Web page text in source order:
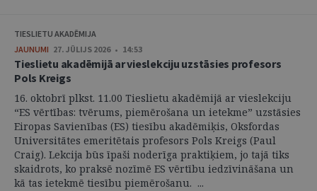
TIESLIETU AKADĒMIJA
JAUNUMI 27. JŪLIJS 2026 • 14:53
Tieslietu akadēmijā ar vieslekciju uzstāsies profesors
Pols Kreigs
16. oktobrī plkst. 11.00 Tieslietu akadēmijā ar vieslekciju
“ES vērtības: tvērums, piemērošana un ietekme” uzstāsies
Eiropas Savienības (ES) tiesību akadēmiķis, Oksfordas
Universitātes emeritētais profesors Pols Kreigs (Paul
Craig). Lekcija būs īpaši noderīga praktiķiem, jo tajā tiks
skaidrots, ko praksē nozīmē ES vērtību iedzīvināšana un
kā tas ietekmē tiesību piemērošanu. ...